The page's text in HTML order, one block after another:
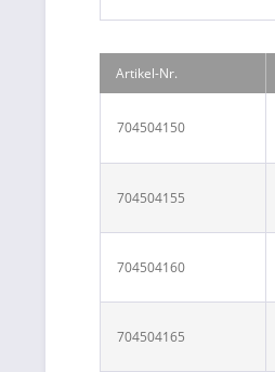
Artikel-Nr.
704504150
704504155
704504160
704504165